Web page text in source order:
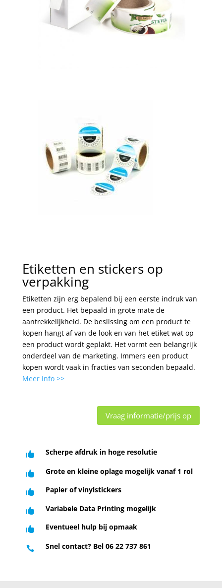
Etiketten en stickers op
verpakking
Etiketten zijn erg bepalend bij een eerste indruk van
een product. Het bepaald in grote mate de
aantrekkelijkheid. De beslissing om een product te
kopen hangt af van de look en van het etiket wat op
een product wordt geplakt. Het vormt een belangrijk
onderdeel van de marketing. Immers een product
kopen wordt vaak in fracties van seconden bepaald.
Meer info >>
Vraag informatie/prijs op
 Scherpe afdruk in hoge resolutie
 Grote en kleine oplage mogelijk vanaf 1 rol
 Papier of vinylstickers
 Variabele Data Printing mogelijk
 Eventueel hulp bij opmaak
 Snel contact? Bel 06 22 737 861